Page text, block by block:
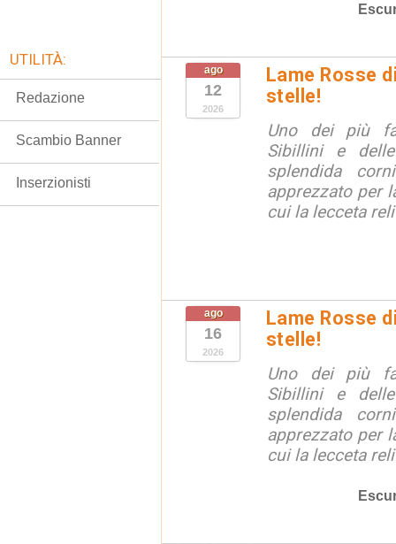
ago
12
2026
Lame Rosse
stelle!
Uno dei più
Sibillini e
splendida
apprezzato per
cui la lecceta
ago
16
2026
Lame Rosse
stelle!
Uno dei più
Sibillini e
splendida
apprezzato per
cui la lecceta
UTILITÀ:
Redazione
Scambio Banner
Inserzionisti